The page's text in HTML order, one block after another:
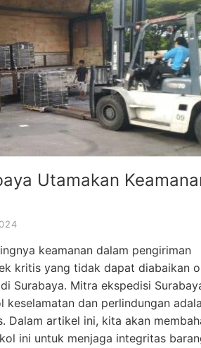
Utamakan
keamanan dalam pengiriman
kritis yang tidak dapat diabaikan
Surabaya. Mitra ekspedisi
dan perlindungan
Dalam artikel ini, kita akan
ini untuk menjaga integritas